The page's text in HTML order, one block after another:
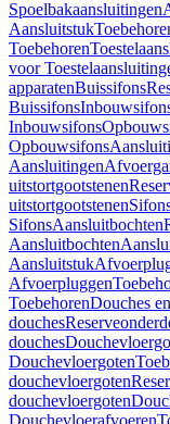
Spoelbakaansluitingen
Aansluitstuk
Toebehoren
voor
apparatenBuissifons
Buissifons
Inbouwsifons
Opbouwsifons
Aansluitingen
uitstortgootstenen
uitstortgootstenen
SifonsAansluitbochten
Aansluitbochten
Aansluitstuk
Afvoerpluggen
ToebehorenDouches
douches
douches
Douchevloergoten
douchevloergoten
douchevloergoten
Douchevloerafvoeren